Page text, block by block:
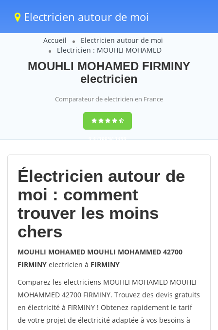
Electricien autour de moi
Accueil
Electricien autour de moi
Electricien : MOUHLI MOHAMED
MOUHLI MOHAMED FIRMINY
electricien
Comparateur de electricien en France
9,4(100%)1499
votes
Électricien autour de
moi : comment
trouver les moins
chers
MOUHLI MOHAMED MOUHLI MOHAMMED 42700
FIRMINY electricien à FIRMINY
Comparez les electriciens MOUHLI MOHAMED MOUHLI
MOHAMMED 42700 FIRMINY. Trouvez des devis gratuits
en électricité à FIRMINY ! Obtenez rapidement le tarif
de votre projet de électricité adaptée à vos besoins à